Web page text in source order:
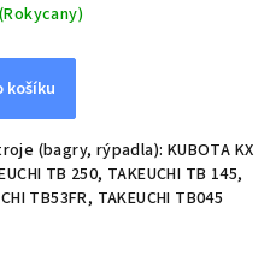
košíku
(bagry, rýpadla): KUBOTA KX
TB 250, TAKEUCHI TB 145,
TB53FR, TAKEUCHI TB045